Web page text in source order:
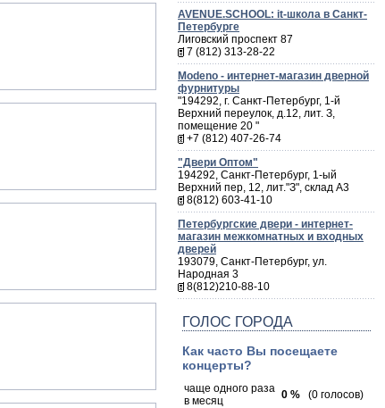
AVENUE.SCHOOL: it-школа в Санкт-
Петербурге
Лиговский проспект 87
7 (812) 313-28-22
Мodeno - интернет-магазин дверной
фурнитуры
"194292, г. Санкт-Петербург, 1-й
Верхний переулок, д.12, лит. З,
помещение 20 "
+7 (812) 407-26-74
"Двери Оптом"
194292, Санкт-Петербург, 1-ый
Верхний пер, 12, лит."З", склад А3
8(812) 603-41-10
Петербургские двери - интернет-
магазин межкомнатных и входных
дверей
193079, Санкт-Петербург, ул.
Народная 3
8(812)210-88-10
ГОЛОС ГОРОДА
Как часто Вы посещаете
концерты?
чаще одного раза
в месяц
0 % (0 голосов)